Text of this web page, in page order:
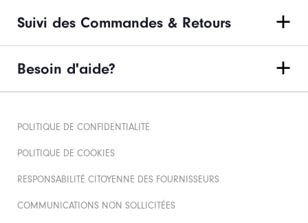
Suivi des Commandes & Retours
Besoin d'aide?
POLITIQUE DE CONFIDENTIALITÉ
POLITIQUE DE COOKIES
RESPONSABILITÉ CITOYENNE DES FOURNISSEURS
COMMUNICATIONS NON SOLLICITÉES